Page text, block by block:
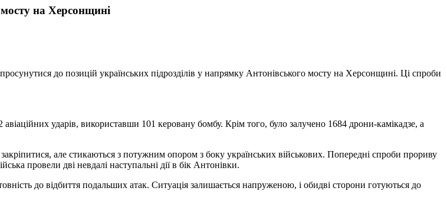
мосту на Херсонщині
до позицій українських підрозділів у напрямку Антонівського мосту на Херсонщині. Ці спроби
ударів, використавши 101 керовану бомбу. Крім того, було залучено 1684 дрони-камікадзе, а
але стикаються з потужним опором з боку українських військових. Попередні спроби прориву
провели дві невдалі наступальні дії в бік Антонівки.
до відбиття подальших атак. Ситуація залишається напруженою, і обидві сторони готуються до